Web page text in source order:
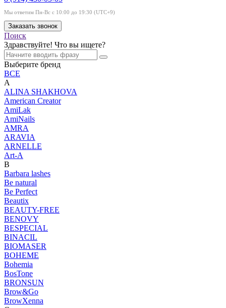
Мы ответим Пн-Вс с 10:00 до 19:30 (UTC+9)
Заказать звонок
Поиск
Здравствуйте! Что вы ищете?
Выберите бренд
ВСЕ
A
ALINA SHAKHOVA
American Creator
AmiLak
AmiNails
AMRA
ARAVIA
ARNELLE
Art-A
B
Barbara lashes
Be natural
Be Perfect
Beautix
BEAUTY-FREE
BENOVY
BESPECIAL
BINACIL
BIOMASER
BOHEME
Bohemia
BosTone
BRONSUN
Brow&Go
BrowXenna